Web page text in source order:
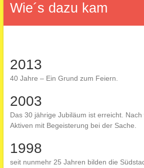
Wie´s dazu kam
2013
40 Jahre – Ein Grund zum Feiern.
2003
Das 30 jährige Jubiläum ist erreicht.
Aktiven mit Begeisterung bei der Sache.
1998
seit nunmehr 25 Jahren bilden die